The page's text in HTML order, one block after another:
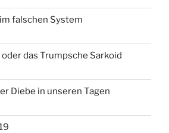
falschen System
das Trumpsche Sarkoid
Diebe in unseren Tagen